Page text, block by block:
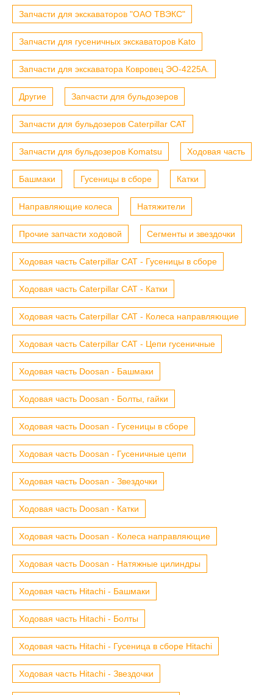
Запчасти для экскаваторов "ОАО ТВЭКС"
Запчасти для гусеничных экскаваторов Kato
Запчасти для экскаватора Ковровец ЭО-4225А.
Другие Запчасти для бульдозеров
Запчасти для бульдозеров Caterpillar CAT
Запчасти для бульдозеров Komatsu Ходовая часть
Башмаки Гусеницы в сборе Катки
Направляющие колеса Натяжители
Прочие запчасти ходовой Сегменты и звездочки
Ходовая часть Caterpillar CAT - Гусеницы в сборе
Ходовая часть Caterpillar CAT - Катки
Ходовая часть Caterpillar CAT - Колеса направляющие
Ходовая часть Caterpillar CAT - Цепи гусеничные
Ходовая часть Doosan - Башмаки
Ходовая часть Doosan - Болты, гайки
Ходовая часть Doosan - Гусеницы в сборе
Ходовая часть Doosan - Гусеничные цепи
Ходовая часть Doosan - Звездочки
Ходовая часть Doosan - Катки
Ходовая часть Doosan - Колеса направляющие
Ходовая часть Doosan - Натяжные цилиндры
Ходовая часть Hitachi - Башмаки
Ходовая часть Hitachi - Болты
Ходовая часть Hitachi - Гусеница в сборе Hitachi
Ходовая часть Hitachi - Звездочки